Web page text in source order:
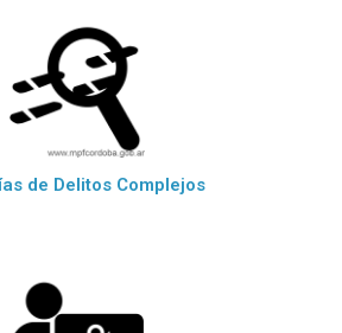
de Delitos Complejos